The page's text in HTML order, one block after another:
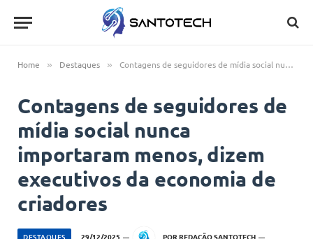
Home » Destaques » Contagens de seguidores de mídia social nunca importaram menos, dizem executivos da economia de criadores
Contagens de seguidores de
mídia social nunca
importaram menos, dizem
executivos da economia de
criadores
DESTAQUES 29/12/2025 POR REDAÇÃO SANTOTECH